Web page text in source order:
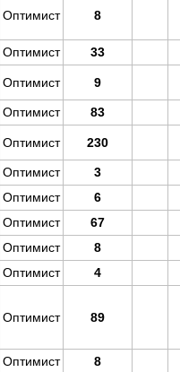
Оптимист 8
Оптимист 33
Оптимист 9
Оптимист 83
Оптимист 230
Оптимист
3
Оптимист
6
Оптимист
67
Оптимист
8
Оптимист 4
Оптимист 89
Оптимист
8